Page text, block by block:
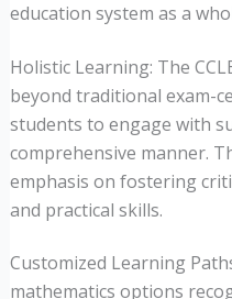
education system as a
Holistic Learning: The
beyond traditional exam-
students to engage with
comprehensive manner.
emphasis on fostering
and practical skills.
Customized Learning
mathematics options